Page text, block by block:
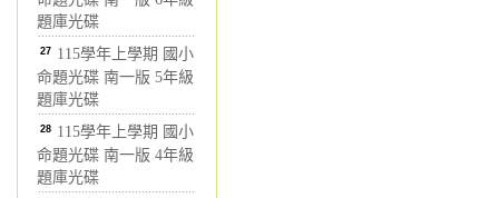
題庫光碟
27 115學年上學期 國小
命題光碟 南一版 5年級
題庫光碟
28 115學年上學期 國小
命題光碟 南一版 4年級
題庫光碟